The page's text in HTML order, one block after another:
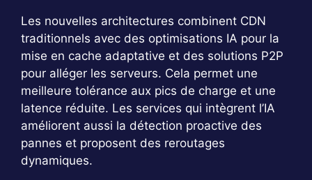
Les nouvelles architectures combinent CDN
traditionnels avec des optimisations IA pour la
mise en cache adaptative et des solutions P2P
pour alléger les serveurs. Cela permet une
meilleure tolérance aux pics de charge et une
latence réduite. Les services qui intègrent l’IA
améliorent aussi la détection proactive des
pannes et proposent des reroutages
dynamiques.